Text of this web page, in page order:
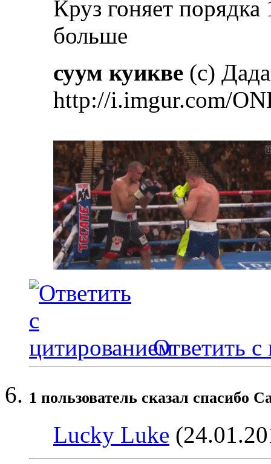
Круз гоняет
больше
суум куикве (с)
http://i.imgur.com/
Ответить с
1 пользователь сказал cпасибо
Lucky Luke